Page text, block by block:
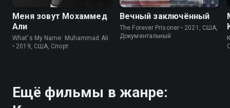
Меня зовут Мохаммед
Али
What's My Name: Muhammad Ali
• 2019, США, Спорт
Вечный заключённый
The Forever Prisoner • 2021, США,
Документальный
Ещё фильмы в жанре: